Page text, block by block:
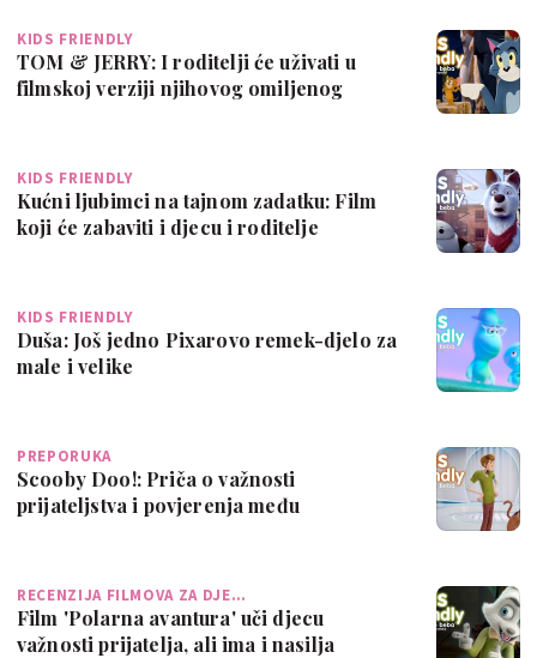
KIDS FRIENDLY
TOM & JERRY: I roditelji će uživati u
filmskoj verziji njihovog omiljenog
KIDS FRIENDLY
Kućni ljubimci na tajnom zadatku: Film
koji će zabaviti i djecu i roditelje
KIDS FRIENDLY
Duša: Još jedno Pixarovo remek-djelo za
male i velike
PREPORUKA
Scooby Doo!: Priča o važnosti
prijateljstva i povjerenja među
RECENZIJA FILMOVA ZA DJE…
Film 'Polarna avantura' uči djecu
važnosti prijatelja, ali ima i nasilja